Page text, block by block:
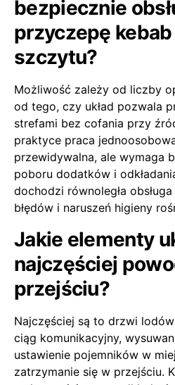
bezpiecznie
przyczepę
szczytu?
Możliwość zależy od liczby
od tego, czy układ pozwala
strefami bez cofania przy
praktyce praca
przewidywalna, ale wymaga
poboru dodatków i
dochodzi równoległa
błędów i naruszeń higieny
Jakie elementy
najczęściej
przejściu?
Najczęściej są to drzwi
ciąg komunikacyjny,
ustawienie pojemników w
zatrzymanie się w przejściu.